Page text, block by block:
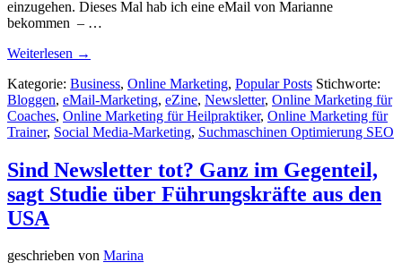
einzugehen. Dieses Mal hab ich eine eMail von Marianne
bekommen – …
Weiterlesen →
Kategorie: Business, Online Marketing, Popular Posts Stichworte:
Bloggen, eMail-Marketing, eZine, Newsletter, Online Marketing für
Coaches, Online Marketing für Heilpraktiker, Online Marketing für
Trainer, Social Media-Marketing, Suchmaschinen Optimierung SEO
Sind Newsletter tot? Ganz im Gegenteil,
sagt Studie über Führungskräfte aus den
USA
geschrieben von Marina